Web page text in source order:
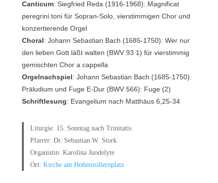
Canticum: Siegfried Reda (1916-1968): Magnificat
peregrini toni für Sopran-Solo, vierstimmigen Chor und
konzertierende Orgel
Choral: Johann Sebastian Bach (1685-1750): Wer nur
den lieben Gott läßt walten (BWV 93 1) für vierstimmig
gemischten Chor a cappella
Orgelnachspiel: Johann Sebastian Bach (1685-1750):
Präludium und Fuge E-Dur (BWV 566): Fuge (2)
Schriftlesung: Evangelium nach Matthäus 6,25-34
Liturgie: 15. Sonntag nach Trinitatis
Pfarrer: Dr. Sebastian W. Stork
Organistin: Karolina Juodelyte
Ort:Kirche am Hohenzollernplatz